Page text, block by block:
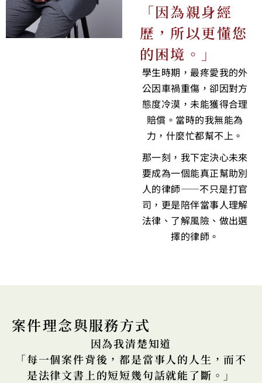
「因為親身經
歷，所以更懂您
的困境。」
學生時期，最疼愛我的外
公因車禍重傷，卻因對方
態度冷漠，未能獲得合理
賠償。當時的我無能為
力，什麼忙都幫不上。
那一刻，我下定決心未來
要成為一個能真正幫助別
人的律師——不只是打官
司，更是陪伴當事人理解
法律、了解風險、做出選
擇的律師。
案件理念與服務方式
因為我清楚知道
「每一個案件背後，都是當事人的人生，而不
是法律文書上的短短幾句話就能了斷。」